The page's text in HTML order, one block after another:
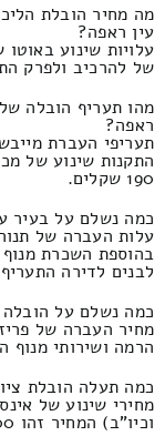
מה מחיר הובלת
עין ראפה?
עלויות שינוע
של להרכיב ולפרק התעריף הוא 410
מהו תעריף הובלה
ראפה?
תעריפי העברת
190 שקלים.
כמה נשלם על בעיר
עלות העברה של
בהוספת השכרת
לבנים לדירה התעריף זה 390 ולכל
כמה נשלם על
מחיר העברה של
הרמה ושירותי מנוף המחיר זה 400 ולכל
כמה תעלה הובלת
מחירי שינוע של
וכיו"ב) המחיר זהו 500 ולכל היותר 190 שקל.